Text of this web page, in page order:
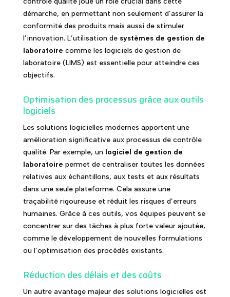
démarche, en permettant non seulement d’assurer la
conformité des produits mais aussi de stimuler
l’innovation. L’utilisation de systèmes de gestion de
laboratoire comme les logiciels de gestion de
laboratoire (LIMS) est essentielle pour atteindre ces
objectifs.
Optimisation des processus grâce aux outils
logiciels
Les solutions logicielles modernes apportent une
amélioration significative aux processus de contrôle
qualité. Par exemple, un logiciel de gestion de
laboratoire permet de centraliser toutes les données
relatives aux échantillons, aux tests et aux résultats
dans une seule plateforme. Cela assure une
traçabilité rigoureuse et réduit les risques d’erreurs
humaines. Grâce à ces outils, vos équipes peuvent se
concentrer sur des tâches à plus forte valeur ajoutée,
comme le développement de nouvelles formulations
ou l’optimisation des procédés existants.
Réduction des délais et des coûts
Un autre avantage majeur des solutions logicielles est